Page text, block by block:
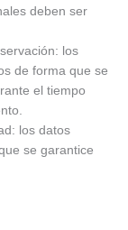
deben ser
los
de forma que se
el tiempo
los datos
se garantice